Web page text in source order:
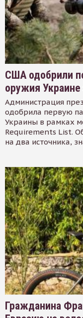
США одобрили
оружия
Администрация
одобрила первую
Украины в рамках
Requirements List.
на два источника,
Гражданина